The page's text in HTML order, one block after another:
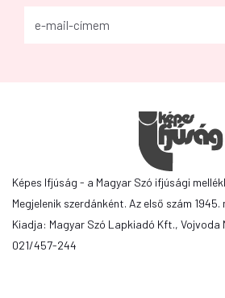
Képes Ifjúság - a Magyar Szó ifjúsági
Megjelenik szerdánként. Az első szám
Kiadja: Magyar Szó Lapkiadó Kft., Vojvoda
021/457-244